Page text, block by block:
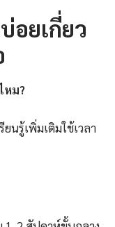
อยเกี่ยว
หม?
นรู้เพิ่มเติมใช้เวลา